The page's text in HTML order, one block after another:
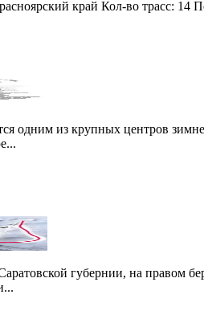
край Кол-во трасс:
одним из крупных центров
губернии, на правом